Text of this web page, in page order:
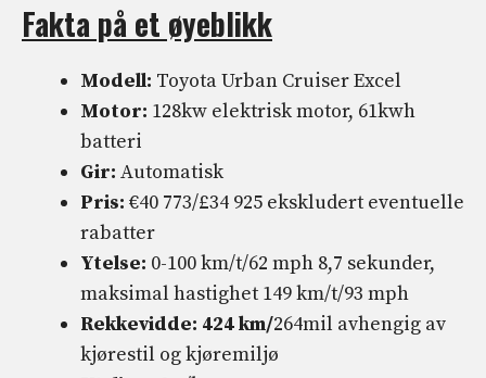
Fakta på et øyeblikk
Modell: Toyota Urban Cruiser Excel
Motor: 128kw elektrisk motor, 61kwh
batteri
Gir: Automatisk
Pris: €40 773/£34 925 ekskludert eventuelle
rabatter
Ytelse: 0-100 km/t/62 mph 8,7 sekunder,
maksimal hastighet 149 km/t/93 mph
Rekkevidde: 424 km/264mil avhengig av
kjørestil og kjøremiljø